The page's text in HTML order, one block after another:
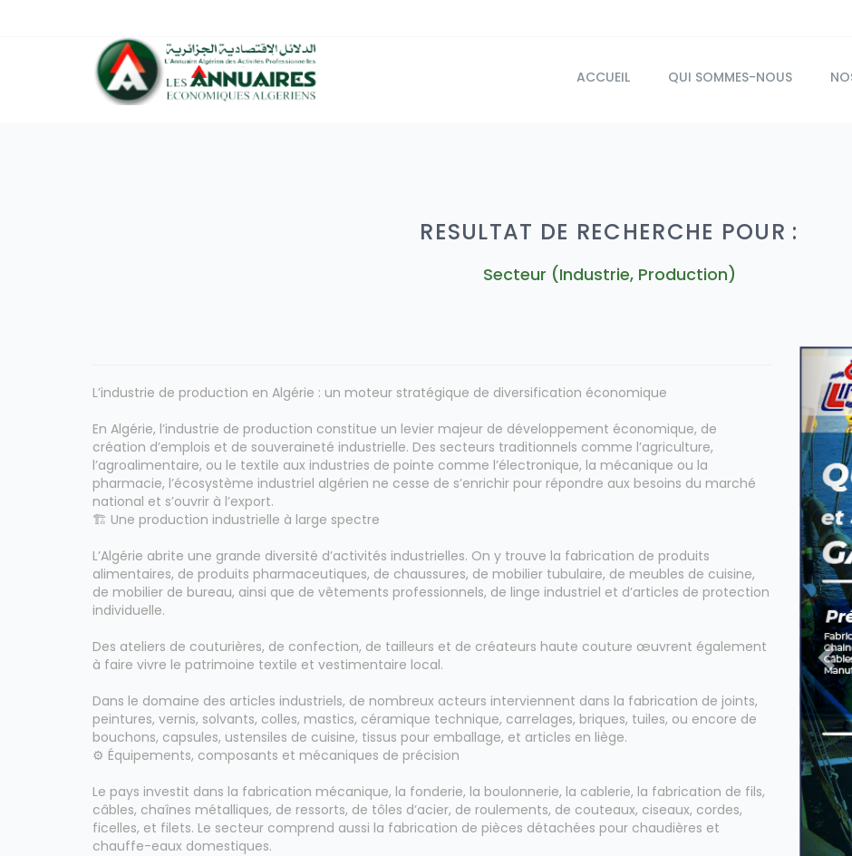
ACCUEIL QUI SOMMES-NOUS
RESULTAT DE RECHERCHE POUR :
Secteur (Industrie, Production)
L’industrie de production en Algérie : un moteur stratégique de diversification économique
En Algérie, l’industrie de production constitue un levier majeur de développement économique, de
création d’emplois et de souveraineté industrielle. Des secteurs traditionnels comme l’agriculture,
l’agroalimentaire, ou le textile aux industries de pointe comme l’électronique, la mécanique ou la
pharmacie, l’écosystème industriel algérien ne cesse de s’enrichir pour répondre aux besoins du marché
national et s’ouvrir à l’export.
🏗️ Une production industrielle à large spectre
L’Algérie abrite une grande diversité d’activités industrielles. On y trouve la fabrication de produits
alimentaires, de produits pharmaceutiques, de chaussures, de mobilier tubulaire, de meubles de cuisine,
de mobilier de bureau, ainsi que de vêtements professionnels, de linge industriel et d’articles de protection
individuelle.
Des ateliers de couturières, de confection, de tailleurs et de créateurs haute couture œuvrent également
à faire vivre le patrimoine textile et vestimentaire local.
Dans le domaine des articles industriels, de nombreux acteurs interviennent dans la fabrication de joints,
peintures, vernis, solvants, colles, mastics, céramique technique, carrelages, briques, tuiles, ou encore de
bouchons, capsules, ustensiles de cuisine, tissus pour emballage, et articles en liège.
⚙️ Équipements, composants et mécaniques de précision
Le pays investit dans la fabrication mécanique, la fonderie, la boulonnerie, la cablerie, la fabrication de fils,
câbles, chaînes métalliques, de ressorts, de tôles d’acier, de roulements, de couteaux, ciseaux, cordes,
ficelles, et filets. Le secteur comprend aussi la fabrication de pièces détachées pour chaudières et
chauffe-eaux domestiques.